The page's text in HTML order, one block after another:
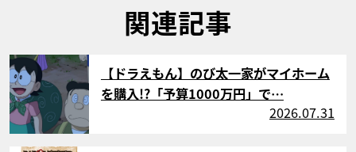
関連記事
サムネイル
【ドラえもん】のび太一家がマイホーム
を購入!?「予算1000万円」で…
2026.07.31